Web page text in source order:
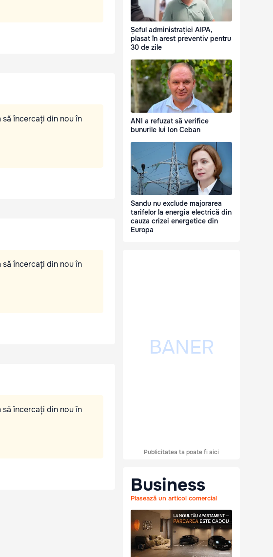
încercați din nou în
încercați din nou în
încercați din nou în
Șeful administrației AIPA,
plasat în arest preventiv pentru
30 de zile
ANI a refuzat să verifice
bunurile lui Ion Ceban
Sandu nu exclude majorarea
tarifelor la energia electrică din
cauza crizei energetice din
Europa
Publicitatea ta poate fi aici
Business
Plasează un articol comercial